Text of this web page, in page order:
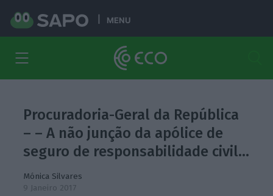
MENU
Procuradoria-Geral da República
– – A não junção da apólice de
seguro de responsabilidade civil…
Mónica Silvares
9 Janeiro 2017